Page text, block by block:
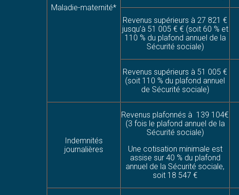
Maladie-maternité*
Revenus supérieurs à 27 821 €
jusqu’à 51 005 € € (soit 60 % et
110 % du plafond annuel de la
Sécurité sociale)
Revenus supérieurs à 51 005 €
(soit 110 % du plafond annuel
de Sécurité sociale)
Indemnités
journalières
Revenus plafonnés à 139 104€
(3 fois le plafond annuel de la
Sécurité sociale)
Une cotisation minimale est
assise sur 40 % du plafond
annuel de la Sécurité sociale,
soit 18 547 €